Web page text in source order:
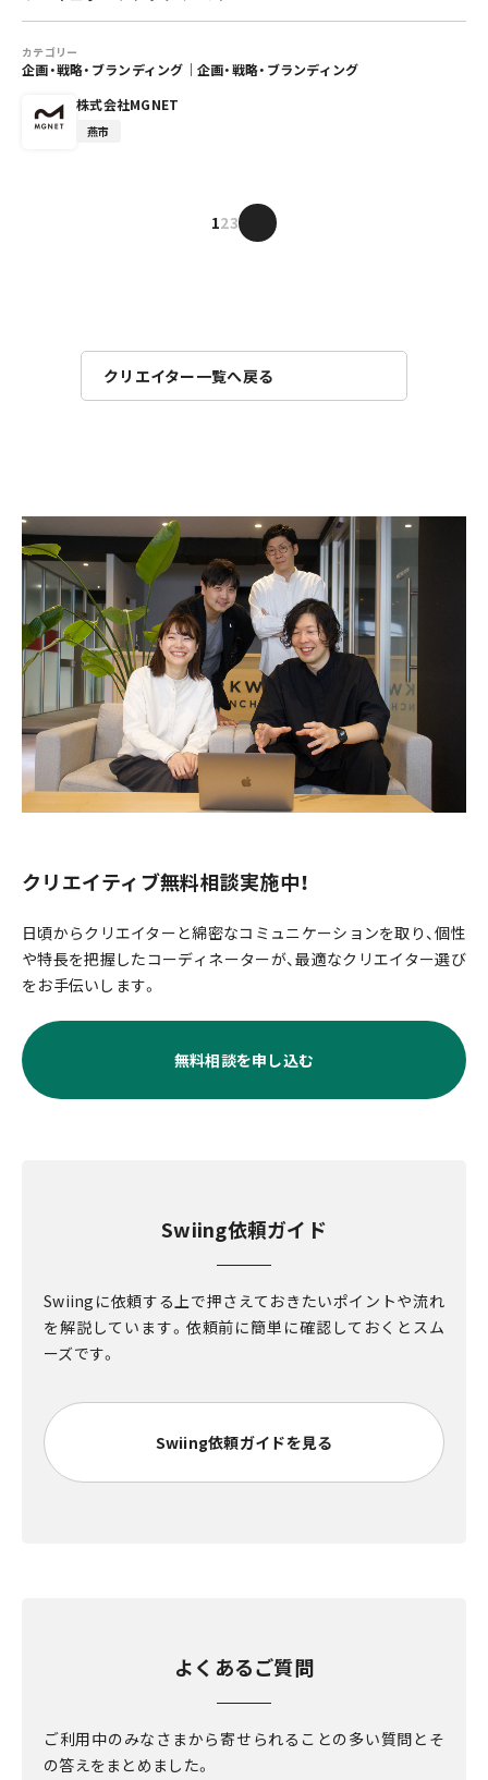
カテゴリー
企画・戦略・ブランディング ｜ 企画・戦略・ブランディング
株式会社MGNET
燕市
123
クリエイター一覧へ戻る
クリエイティブ無料相談実施中！
日頃からクリエイターと綿密なコミュニケーションを取り、個性
や特長を把握したコーディネーターが、最適なクリエイター選び
をお手伝いします。
無料相談を申し込む
Swiing依頼ガイド
Swiingに依頼する上で押さえておきたいポイントや流れ
を解説しています。依頼前に簡単に確認しておくとスム
ーズです。
Swiing依頼ガイドを見る
よくあるご質問
ご利用中のみなさまから寄せられることの多い質問とそ
の答えをまとめました。